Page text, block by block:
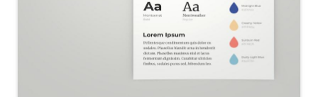
plantilla de directrices de
marca de
arriba, le muestran exactamente qué peso debe
utilizarse con todas las fuentes.